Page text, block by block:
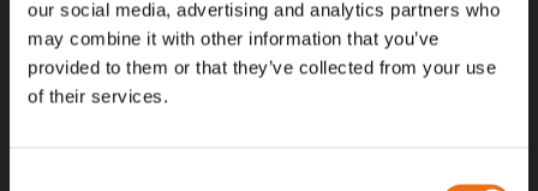
our social media, advertising and analytics partners who
may combine it with other information that you’ve
provided to them or that they’ve collected from your use
of their services.
Alla priser på tillbehör och tillval gäller vid köp av ny maskin. Priserna
gäller inte vid köp av enskild produkt, till exempel